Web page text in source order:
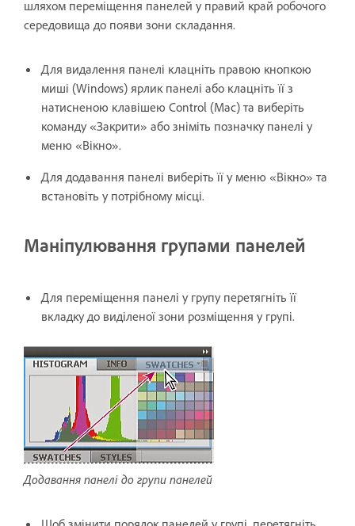
шляхом переміщення панелей у правий край робочого
середовища до появи зони складання.
Для видалення панелі клацніть правою кнопкою
миші (Windows) ярлик панелі або клацніть її з
натисненою клавішею Control (Mac) та виберіть
команду «Закрити» або зніміть позначку панелі у
меню «Вікно».
Для додавання панелі виберіть її у меню «Вікно» та
встановіть у потрібному місці.
Маніпулювання групами панелей
Для переміщення панелі у групу перетягніть її
вкладку до виділеної зони розміщення у групі.
Додавання панелі до групи панелей